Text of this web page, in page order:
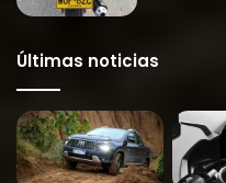
Últimas noticias